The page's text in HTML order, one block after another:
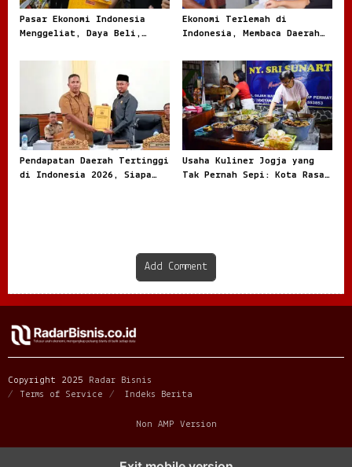
Pasar Ekonomi Indonesia
Menggeliat, Daya Beli,
Jadi Sorotan
Ekonomi Terlemah di
Indonesia, Membaca Daerah
Realita
Pendapatan Daerah Tertinggi
di Indonesia 2026, Siapa
Usaha Kuliner Jogja yang
Tak Pernah Sepi: Kota Rasa
Add Comment
Copyright 2025
Radar Bisnis
Terms of Service
Indeks Berita
Non AMP Version